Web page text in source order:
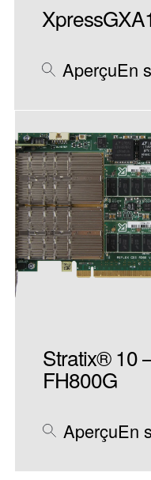
AperçuEn
Stratix® 10
FH800G
AperçuEn